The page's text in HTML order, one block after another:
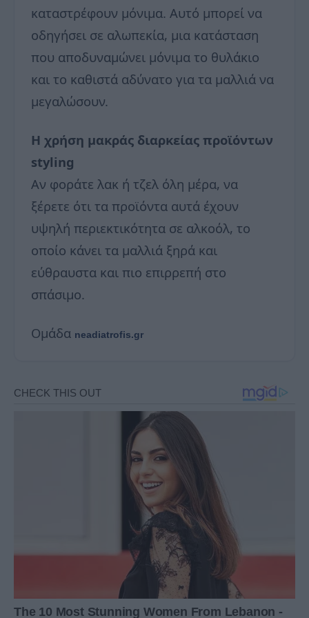
καταστρέφουν μόνιμα. Αυτό μπορεί να
οδηγήσει σε αλωπεκία, μια κατάσταση
που αποδυναμώνει μόνιμα το θυλάκιο
και το καθιστά αδύνατο για τα μαλλιά να
μεγαλώσουν.
Η χρήση μακράς διαρκείας προϊόντων
styling
Αν φοράτε λακ ή τζελ όλη μέρα, να
ξέρετε ότι τα προϊόντα αυτά έχουν
υψηλή περιεκτικότητα σε αλκοόλ, το
οποίο κάνει τα μαλλιά ξηρά και
εύθραυστα και πιο επιρρεπή στο
σπάσιμο.
Ομάδα neadiatrofis.gr